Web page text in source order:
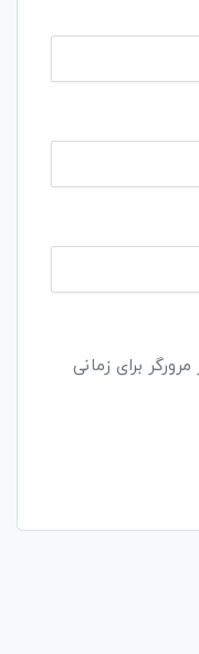
برای زمانی